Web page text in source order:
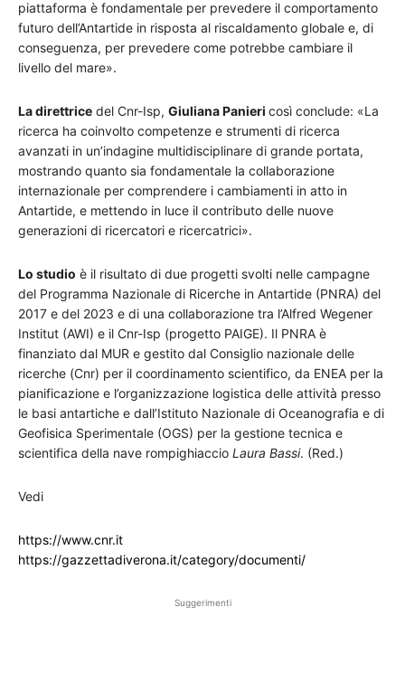
piattaforma è fondamentale per prevedere il comportamento
futuro dell’Antartide in risposta al riscaldamento globale e, di
conseguenza, per prevedere come potrebbe cambiare il
livello del mare».
La direttrice del Cnr-Isp, Giuliana Panieri così conclude: «La
ricerca ha coinvolto competenze e strumenti di ricerca
avanzati in un’indagine multidisciplinare di grande portata,
mostrando quanto sia fondamentale la collaborazione
internazionale per comprendere i cambiamenti in atto in
Antartide, e mettendo in luce il contributo delle nuove
generazioni di ricercatori e ricercatrici».
Lo studio è il risultato di due progetti svolti nelle campagne
del Programma Nazionale di Ricerche in Antartide (PNRA) del
2017 e del 2023 e di una collaborazione tra l’Alfred Wegener
Institut (AWI) e il Cnr-Isp (progetto PAIGE). Il PNRA è
finanziato dal MUR e gestito dal Consiglio nazionale delle
ricerche (Cnr) per il coordinamento scientifico, da ENEA per la
pianificazione e l’organizzazione logistica delle attività presso
le basi antartiche e dall’Istituto Nazionale di Oceanografia e di
Geofisica Sperimentale (OGS) per la gestione tecnica e
scientifica della nave rompighiaccio Laura Bassi. (Red.)
Vedi
https://www.cnr.it
https://gazzettadiverona.it/category/documenti/
Suggerimenti